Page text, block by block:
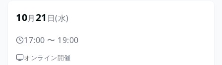
10月21 日(水)
17:00 〜 19:00
オンライン開催